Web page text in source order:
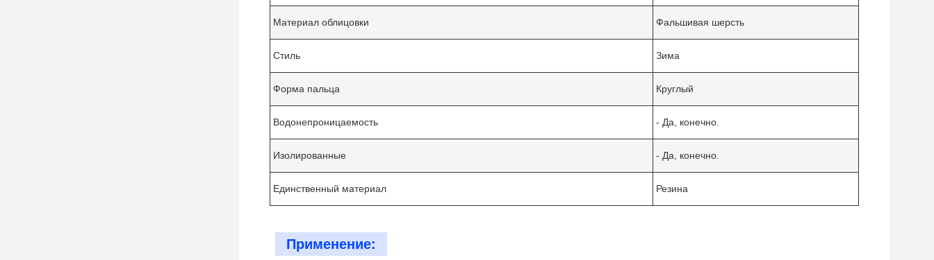
Материал облицовки Фальшивая шерсть
Стиль Зима
Форма пальца Круглый
Водонепроницаемость - Да, конечно.
Изолированные - Да, конечно.
Единственный материал Резина
Применение: